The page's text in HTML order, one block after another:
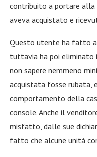
contribuito a portare alla
aveva acquistato e
Questo utente ha fatto
tuttavia ha poi eliminato
non sapere nemmeno
acquistata fosse rubata,
comportamento della
console. Anche il
misfatto, dalle sue
fatto che alcune unità